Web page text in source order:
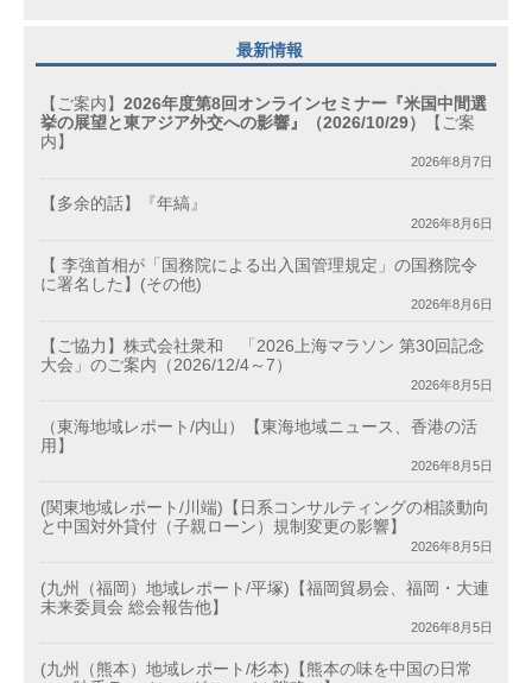
最新情報
【ご案内】 2026年度第8回オンラインセミナー『米国中間選
挙の展望と東アジア外交への影響』（2026/10/29）
【ご案
内】
2026年8月7日
【多余的話】『年縞』
2026年8月6日
【 李強首相が「国務院による出入国管理規定」の国務院令
に署名した】(その他)
2026年8月6日
【ご協力】株式会社衆和 「2026上海マラソン 第30回記念
大会」のご案内（2026/12/4～7）
2026年8月5日
（東海地域レポート/内山）【東海地域ニュース、香港の活
用】
2026年8月5日
(関東地域レポート/川端)【日系コンサルティングの相談動向
と中国対外貸付（子親ローン）規制変更の影響】
2026年8月5日
(九州（福岡）地域レポート/平塚)【福岡貿易会、福岡・大連
未来委員会 総会報告他】
2026年8月5日
(九州（熊本）地域レポート/杉本)【熊本の味を中国の日常